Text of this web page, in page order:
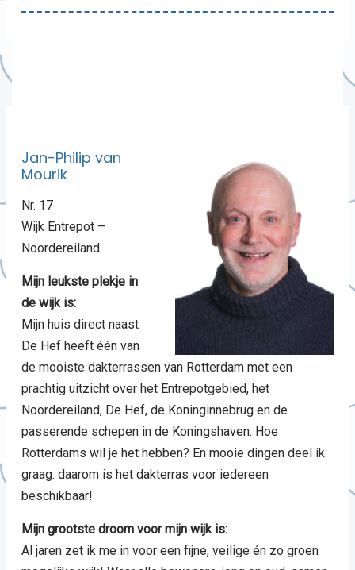
Jan-Philip van
Mourik
Nr. 17
Wijk Entrepot –
Noordereiland
Mijn leukste plekje in
de wijk is:
Mijn huis direct naast
De Hef heeft één van
de mooiste dakterrassen van Rotterdam met een
prachtig uitzicht over het Entrepotgebied, het
Noordereiland, De Hef, de Koninginnebrug en de
passerende schepen in de Koningshaven. Hoe
Rotterdams wil je het hebben? En mooie dingen deel ik
graag: daarom is het dakterras voor iedereen
beschikbaar!
Mijn grootste droom voor mijn wijk is:
Al jaren zet ik me in voor een fijne, veilige én zo groen